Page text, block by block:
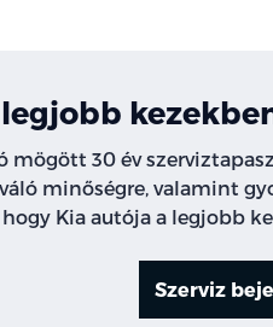
mögött 30 év
minőségre, valamint
Kia autója a legjobb
Szerviz